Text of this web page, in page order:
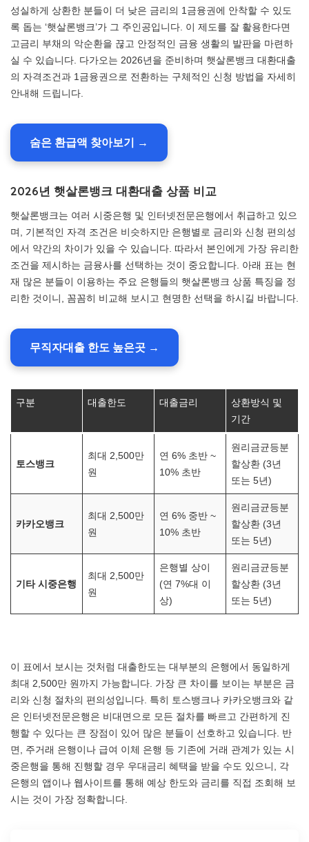
성실하게 상환한 분들이 더 낮은 금리의 1금융권에 안착할 수 있도
록 돕는 ‘햇살론뱅크’가 그 주인공입니다. 이 제도를 잘 활용한다면
고금리 부채의 악순환을 끊고 안정적인 금융 생활의 발판을 마련하
실 수 있습니다. 다가오는 2026년을 준비하며 햇살론뱅크 대환대출
의 자격조건과 1금융권으로 전환하는 구체적인 신청 방법을 자세히
안내해 드립니다.
숨은 환급액 찾아보기 →
2026년 햇살론뱅크 대환대출 상품 비교
햇살론뱅크는 여러 시중은행 및 인터넷전문은행에서 취급하고 있으
며, 기본적인 자격 조건은 비슷하지만 은행별로 금리와 신청 편의성
에서 약간의 차이가 있을 수 있습니다. 따라서 본인에게 가장 유리한
조건을 제시하는 금융사를 선택하는 것이 중요합니다. 아래 표는 현
재 많은 분들이 이용하는 주요 은행들의 햇살론뱅크 상품 특징을 정
리한 것이니, 꼼꼼히 비교해 보시고 현명한 선택을 하시길 바랍니다.
무직자대출 한도 높은곳 →
구분 대출한도 대출금리
상환방식 및
기간
토스뱅크
최대 2,500만
원
연 6% 초반 ~
10% 초반
원리금균등분
할상환 (3년
또는 5년)
카카오뱅크
최대 2,500만
원
연 6% 중반 ~
10% 초반
원리금균등분
할상환 (3년
또는 5년)
기타 시중은행
최대 2,500만
원
은행별 상이
(연 7%대 이
상)
원리금균등분
할상환 (3년
또는 5년)
이 표에서 보시는 것처럼 대출한도는 대부분의 은행에서 동일하게
최대 2,500만 원까지 가능합니다. 가장 큰 차이를 보이는 부분은 금
리와 신청 절차의 편의성입니다. 특히 토스뱅크나 카카오뱅크와 같
은 인터넷전문은행은 비대면으로 모든 절차를 빠르고 간편하게 진
행할 수 있다는 큰 장점이 있어 많은 분들이 선호하고 있습니다. 반
면, 주거래 은행이나 급여 이체 은행 등 기존에 거래 관계가 있는 시
중은행을 통해 진행할 경우 우대금리 혜택을 받을 수도 있으니, 각
은행의 앱이나 웹사이트를 통해 예상 한도와 금리를 직접 조회해 보
시는 것이 가장 정확합니다.